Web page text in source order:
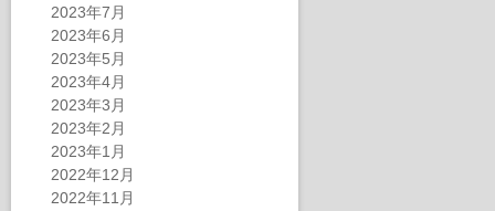
2023年7月
2023年6月
2023年5月
2023年4月
2023年3月
2023年2月
2023年1月
2022年12月
2022年11月